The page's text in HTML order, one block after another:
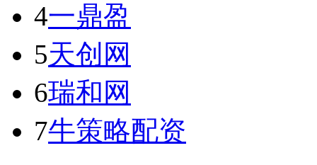
4一鼎盈
5天创网
6瑞和网
7牛策略配资